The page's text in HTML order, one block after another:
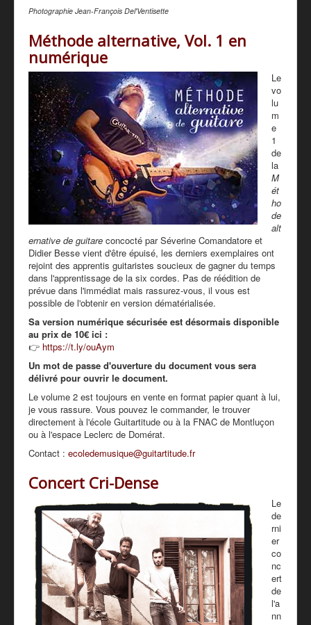
Photographie Jean-François Del'Ventisette
Méthode alternative, Vol. 1 en
numérique
Le
vo
lu
m
e
1
de
la
M
ét
ho
de
alt
ernative de guitare concocté par Séverine Comandatore et
Didier Besse vient d'être épuisé, les derniers exemplaires ont
rejoint des apprentis guitaristes soucieux de gagner du temps
dans l'apprentissage de la six cordes. Pas de réédition de
prévue dans l'immédiat mais rassurez-vous, il vous est
possible de l'obtenir en version dématérialisée.
Sa version numérique sécurisée est désormais disponible
au prix de 10€ ici :
👉 https://t.ly/ouAym
Un mot de passe d'ouverture du document vous sera
délivré pour ouvrir le document.
Le volume 2 est toujours en vente en format papier quant à lui,
je vous rassure. Vous pouvez le commander, le trouver
directement à l'école Guitartitude ou à la FNAC de Montluçon
ou à l'espace Leclerc de Domérat.
Contact : ecoledemusique@guitartitude.fr
Concert Cri-Dense
Le
de
rni
er
co
nc
ert
de
l'a
nn